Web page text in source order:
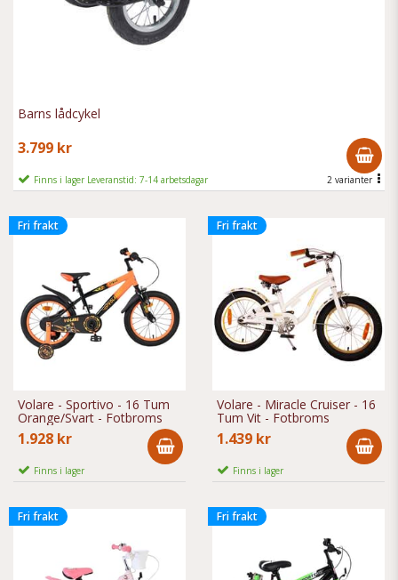
Barns lådcykel
3.799 kr
Finns i lager Leveranstid: 7-14 arbetsdagar 2 varianter
Fri frakt
Volare - Sportivo - 16 Tum
Orange/Svart - Fotbroms
1.928 kr
Finns i lager
Fri frakt
Volare - Miracle Cruiser - 16
Tum Vit - Fotbroms
1.439 kr
Finns i lager
Fri frakt Fri frakt